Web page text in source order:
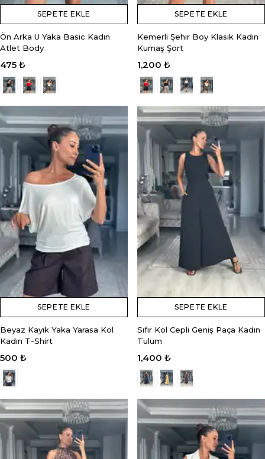
SEPETE EKLE
Ön Arka U Yaka Basic Kadın
Atlet Body
475 ₺
SEPETE EKLE
Kemerli Şehir Boy Klasik Kadın
Kumaş Şort
1,200 ₺
SEPETE EKLE
Beyaz Kayık Yaka Yarasa Kol
Kadın T-Shirt
500 ₺
SEPETE EKLE
Sıfır Kol Cepli Geniş Paça Kadın
Tulum
1,400 ₺